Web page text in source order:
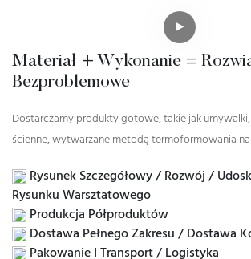
Materiał + Wykonanie =
Bezproblemowe
Dostarczamy produkty gotowe, takie jak
ścienne, wytwarzane metodą termoformowania
Rysunek Szczegółowy / Rozwój /
Rysunku Warsztatowego
Produkcja Półproduktów
Dostawa Pełnego Zakresu / Dostawa
Pakowanie I Transport / Logistyka